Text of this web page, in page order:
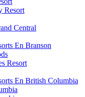
Resort
Central
En Branson
Resort
En British Columbia